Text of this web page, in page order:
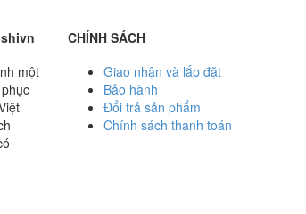
một
CHÍNH SÁCH
Giao nhận và lắp đặt
Bảo hành
Đổi trả sản phẩm
Chính sách thanh toán